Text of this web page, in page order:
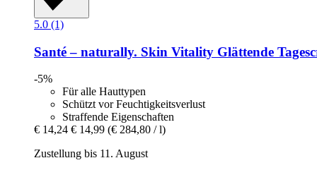
5.0 (1)
Santé – naturally. Skin Vitality Glättende
-5%
Für alle Hauttypen
Schützt vor Feuchtigkeitsverlust
Straffende Eigenschaften
€ 14,24 € 14,99 (€ 284,80 / l)
Zustellung bis 11. August